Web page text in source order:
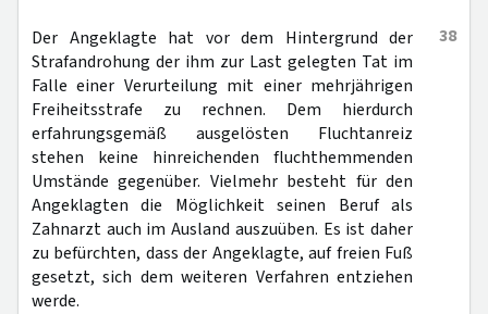
38
Der Angeklagte hat vor dem Hintergrund der
Strafandrohung der ihm zur Last gelegten Tat im
Falle einer Verurteilung mit einer mehrjährigen
Freiheitsstrafe zu rechnen. Dem hierdurch
erfahrungsgemäß ausgelösten Fluchtanreiz
stehen keine hinreichenden fluchthemmenden
Umstände gegenüber. Vielmehr besteht für den
Angeklagten die Möglichkeit seinen Beruf als
Zahnarzt auch im Ausland auszuüben. Es ist daher
zu befürchten, dass der Angeklagte, auf freien Fuß
gesetzt, sich dem weiteren Verfahren entziehen
werde.